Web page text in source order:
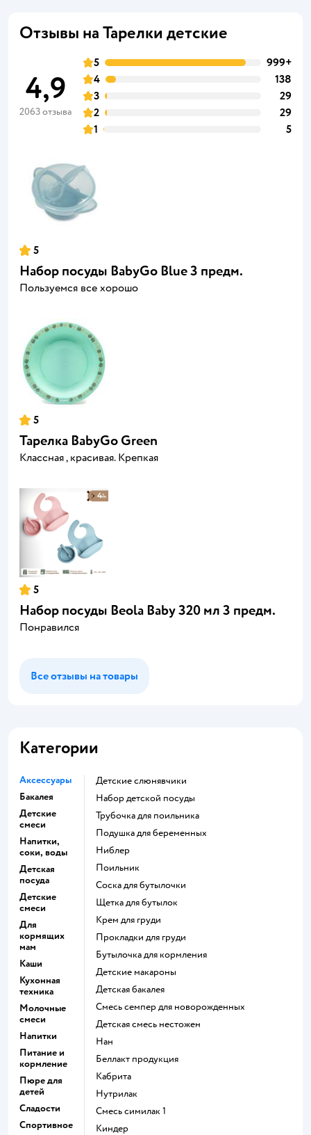
Отзывы на Тарелки детские
4,9
2063 отзыва
5
999+
4
138
3
29
2
29
1
5
5
Набор посуды BabyGo Blue 3 предм.
Пользуемся все хорошо
5
Тарелка BabyGo Green
Классная , красивая. Крепкая
5
Набор посуды Beola Baby 320 мл 3 предм.
Понравился
Все отзывы на товары
Категории
Аксессуары
Бакалея
Детские
смеси
Напитки,
соки, воды
Детская
посуда
Детские
смеси
Для
кормящих
мам
Каши
Кухонная
техника
Молочные
смеси
Напитки
Питание и
кормление
Пюре для
детей
Сладости
Спортивное
Детские слюнявчики
набор детской посуды
трубочка для поильника
подушка для беременных
ниблер
поильник
соска для бутылочки
щетка для бутылок
крем для груди
прокладки для груди
бутылочка для кормления
детские макароны
детская бакалея
смесь семпер для новорожденных
детская смесь нестожен
нан
беллакт продукция
кабрита
нутрилак
смесь симилак 1
киндер